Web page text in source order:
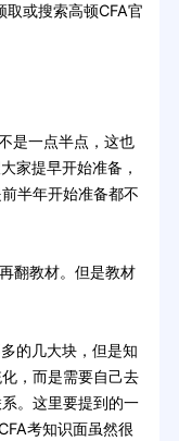
取或搜索高顿CFA官
是一点半点，这也
家提早开始准备，
半年开始准备都不
教材。但是教材
的几大块，但是知
，而是需要自己去
。这里要提到的一
考知识面虽然很